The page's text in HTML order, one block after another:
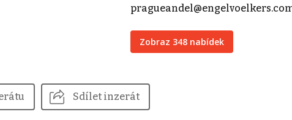
Zobraz 348 nabídek
Sdílet inzerát